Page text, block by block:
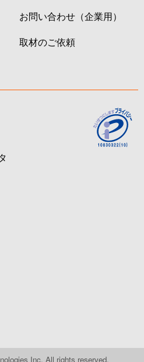
お問い合わせ（企業用）
取材のご依頼
Inc. All rights reserved.